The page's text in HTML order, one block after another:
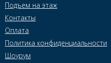
Подъем на этаж
Контакты
Оплата
Политика конфиденциальности
Шоурум